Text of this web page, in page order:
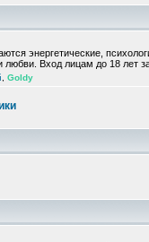
энергетические,
любви. Вход лицам до 18 лет
Goldy